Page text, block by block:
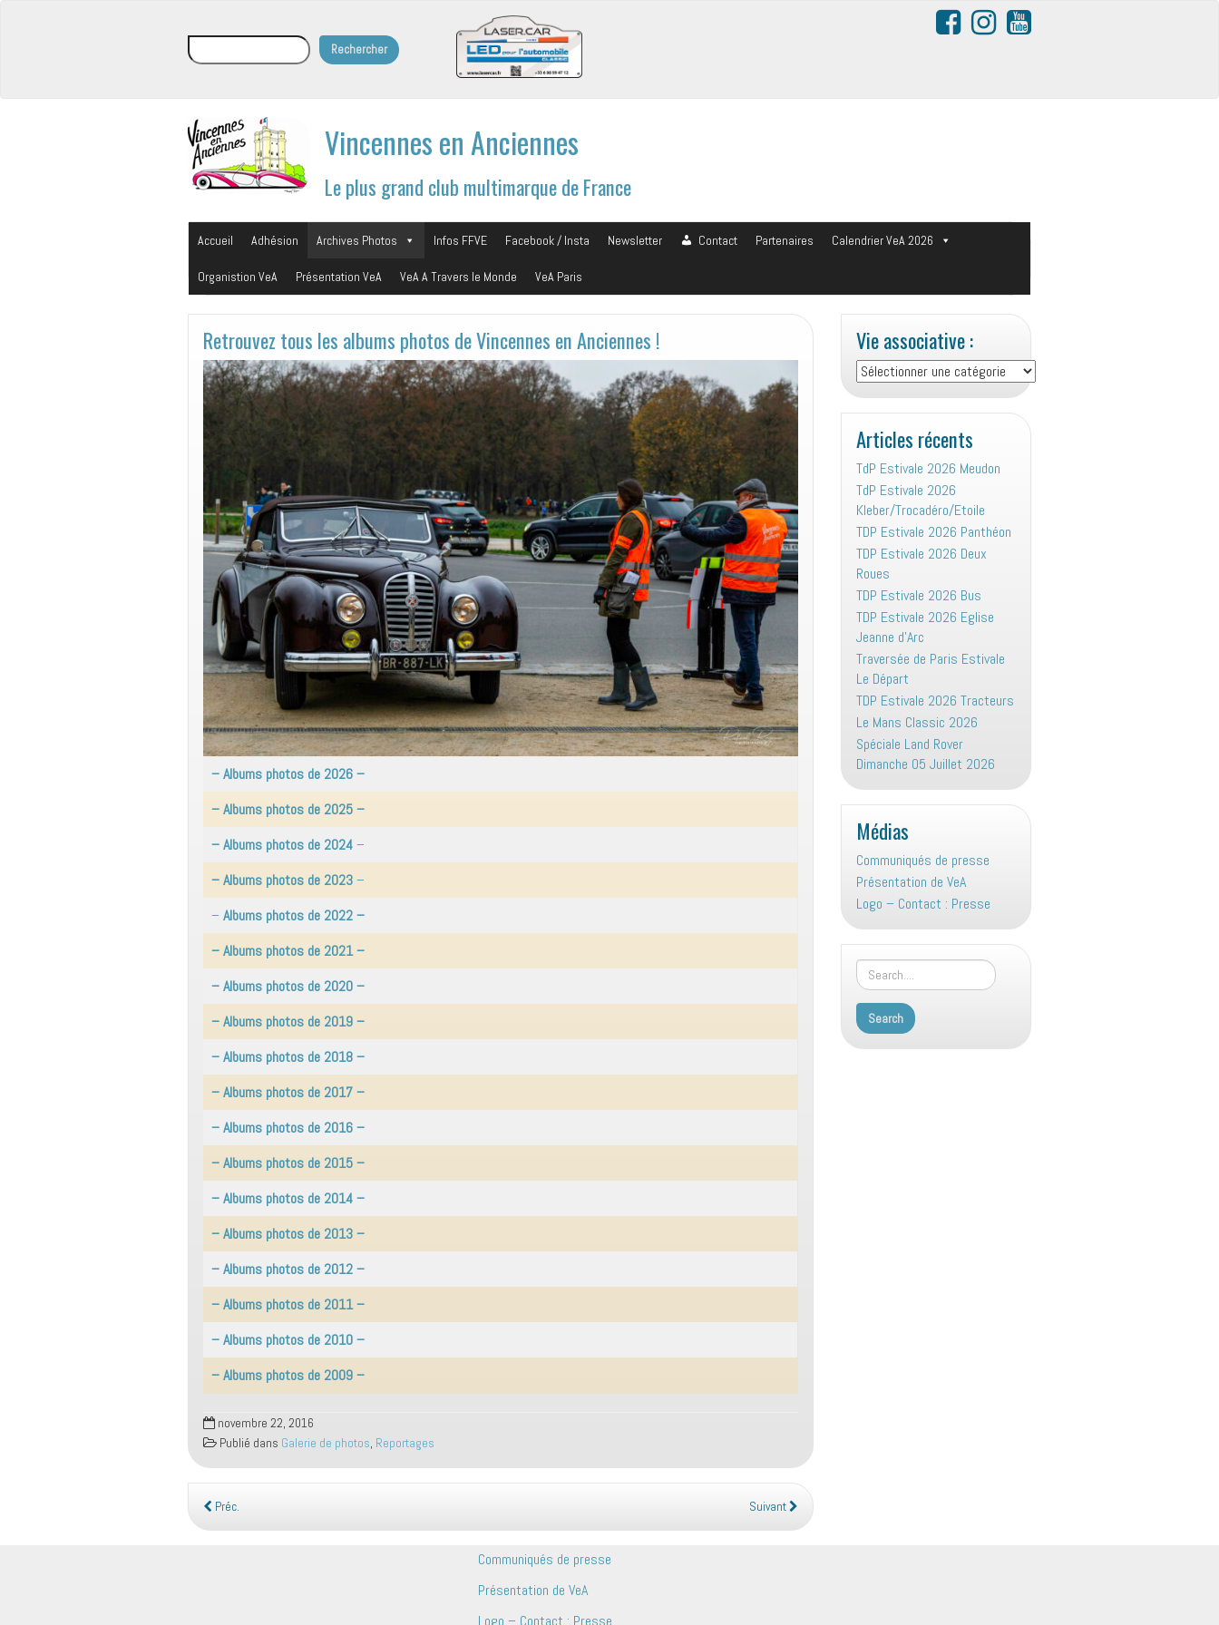
Rechercher Rechercher
Vincennes en Anciennes
Le plus grand club multimarque de France
Accueil Adhésion Archives Photos Infos FFVE Facebook / Insta Newsletter Contact Partenaires Calendrier VeA 2026
Organistion VeA Présentation VeA VeA A Travers le Monde VeA Paris
Retrouvez tous les albums photos de Vincennes en Anciennes !
– Albums photos de 2026 –
– Albums photos de 2025 –
– Albums photos de 2024–
– Albums photos de 2023–
– Albums photos de 2022 –
– Albums photos de 2021 –
– Albums photos de 2020 –
– Albums photos de 2019 –
– Albums photos de 2018 –
– Albums photos de 2017 –
– Albums photos de 2016 –
– Albums photos de 2015 –
– Albums photos de 2014 –
– Albums photos de 2013 –
– Albums photos de 2012 –
– Albums photos de 2011 –
– Albums photos de 2010 –
– Albums photos de 2009 –
novembre 22, 2016
Publié dans Galerie de photos, Reportages
Préc. Suivant
Vie associative :
Vie
associative
:
Articles récents
TdP Estivale 2026 Meudon
TdP Estivale 2026
Kleber/Trocadéro/Etoile
TDP Estivale 2026 Panthéon
TDP Estivale 2026 Deux
Roues
TDP Estivale 2026 Bus
TDP Estivale 2026 Eglise
Jeanne d’Arc
Traversée de Paris Estivale
Le Départ
TDP Estivale 2026 Tracteurs
Le Mans Classic 2026
Spéciale Land Rover
Dimanche 05 Juillet 2026
Médias
Communiqués de presse
Présentation de VeA
Logo – Contact : Presse
Communiqués de presse
Présentation de VeA